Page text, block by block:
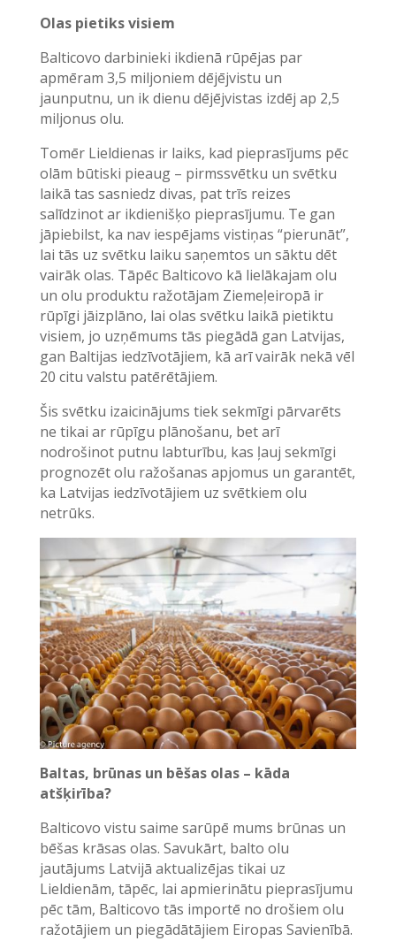
Olas pietiks visiem
Balticovo darbinieki ikdienā rūpējas par
apmēram 3,5 miljoniem dējējvistu un
jaunputnu, un ik dienu dējējvistas izdēj ap 2,5
miljonus olu.
Tomēr Lieldienas ir laiks, kad pieprasījums pēc
olām būtiski pieaug – pirmssvētku un svētku
laikā tas sasniedz divas, pat trīs reizes
salīdzinot ar ikdienišķo pieprasījumu. Te gan
jāpiebilst, ka nav iespējams vistiņas “pierunāt”,
lai tās uz svētku laiku saņemtos un sāktu dēt
vairāk olas. Tāpēc Balticovo kā lielākajam olu
un olu produktu ražotājam Ziemeļeiropā ir
rūpīgi jāizplāno, lai olas svētku laikā pietiktu
visiem, jo uzņēmums tās piegādā gan Latvijas,
gan Baltijas iedzīvotājiem, kā arī vairāk nekā vēl
20 citu valstu patērētājiem.
Šis svētku izaicinājums tiek sekmīgi pārvarēts
ne tikai ar rūpīgu plānošanu, bet arī
nodrošinot putnu labturību, kas ļauj sekmīgi
prognozēt olu ražošanas apjomus un garantēt,
ka Latvijas iedzīvotājiem uz svētkiem olu
netrūks.
Baltas, brūnas un bēšas olas – kāda
atšķirība?
Balticovo vistu saime sarūpē mums brūnas un
bēšas krāsas olas. Savukārt, balto olu
jautājums Latvijā aktualizējas tikai uz
Lieldienām, tāpēc, lai apmierinātu pieprasījumu
pēc tām, Balticovo tās importē no drošiem olu
ražotājiem un piegādātājiem Eiropas Savienībā.